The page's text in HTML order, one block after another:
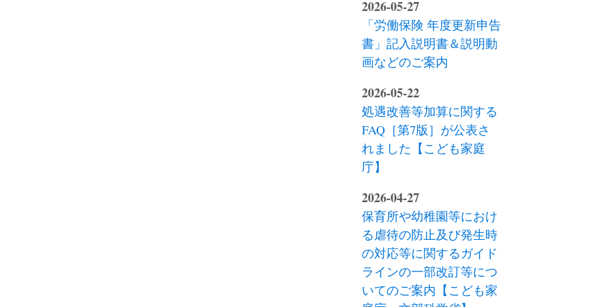
2026-05-27
「労働保険 年度更新申告
書」記入説明書＆説明動
画などのご案内
2026-05-22
処遇改善等加算に関する
FAQ［第7版］が公表さ
れました【こども家庭
庁】
2026-04-27
保育所や幼稚園等におけ
る虐待の防止及び発生時
の対応等に関するガイド
ラインの一部改訂等につ
いてのご案内【こども家